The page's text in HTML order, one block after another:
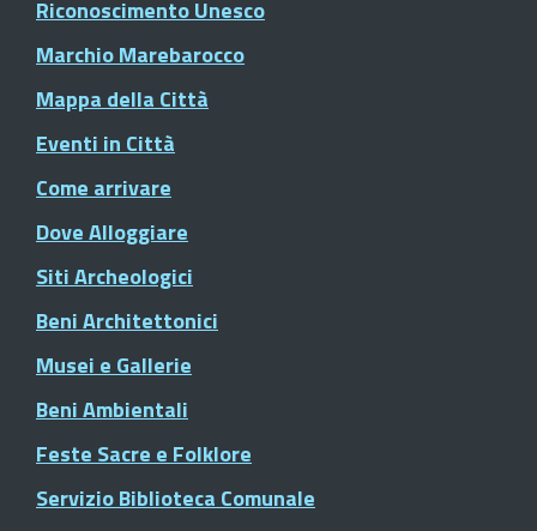
Riconoscimento Unesco
Marchio Marebarocco
Mappa della Città
Eventi in Città
Come arrivare
Dove Alloggiare
Siti Archeologici
Beni Architettonici
Musei e Gallerie
Beni Ambientali
Feste Sacre e Folklore
Servizio Biblioteca Comunale